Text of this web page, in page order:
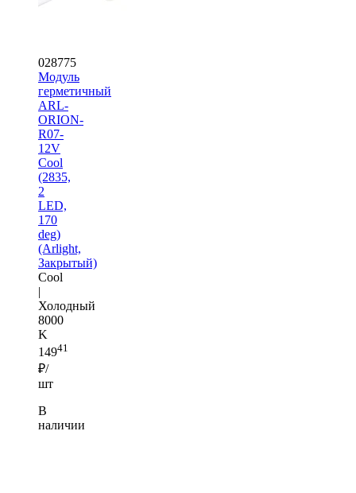
028775
Модуль
герметичный
ARL-
ORION-
R07-
12V
Cool
(2835,
2
LED,
170
deg)
(Arlight,
Закрытый)
Cool
|
Холодный
8000
K
14941
₽/
шт
В
наличии